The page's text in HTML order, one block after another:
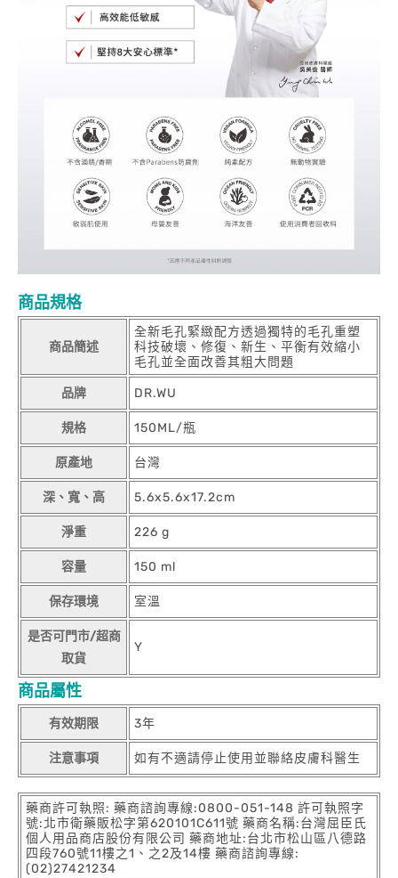
商品規格
商品簡述
全新毛孔緊緻配方透過獨特的毛孔重塑
科技破壞、修復、新生、平衡有效縮小
毛孔並全面改善其粗大問題
品牌 DR.WU
規格 150ML/瓶
原產地 台灣
深、寬、高 5.6x5.6x17.2cm
淨重 226 g
容量 150 ml
保存環境 室溫
是否可門市/超商
取貨
Y
商品屬性
有效期限 3年
注意事項 如有不適請停止使用並聯絡皮膚科醫生
藥商許可執照: 藥商諮詢專線:0800-051-148 許可執照字
號:北市衛藥販松字第620101C611號 藥商名稱:台灣屈臣氏
個人用品商店股份有限公司 藥商地址:台北市松山區八德路
四段760號11樓之1、之2及14樓 藥商諮詢專線:
(02)27421234